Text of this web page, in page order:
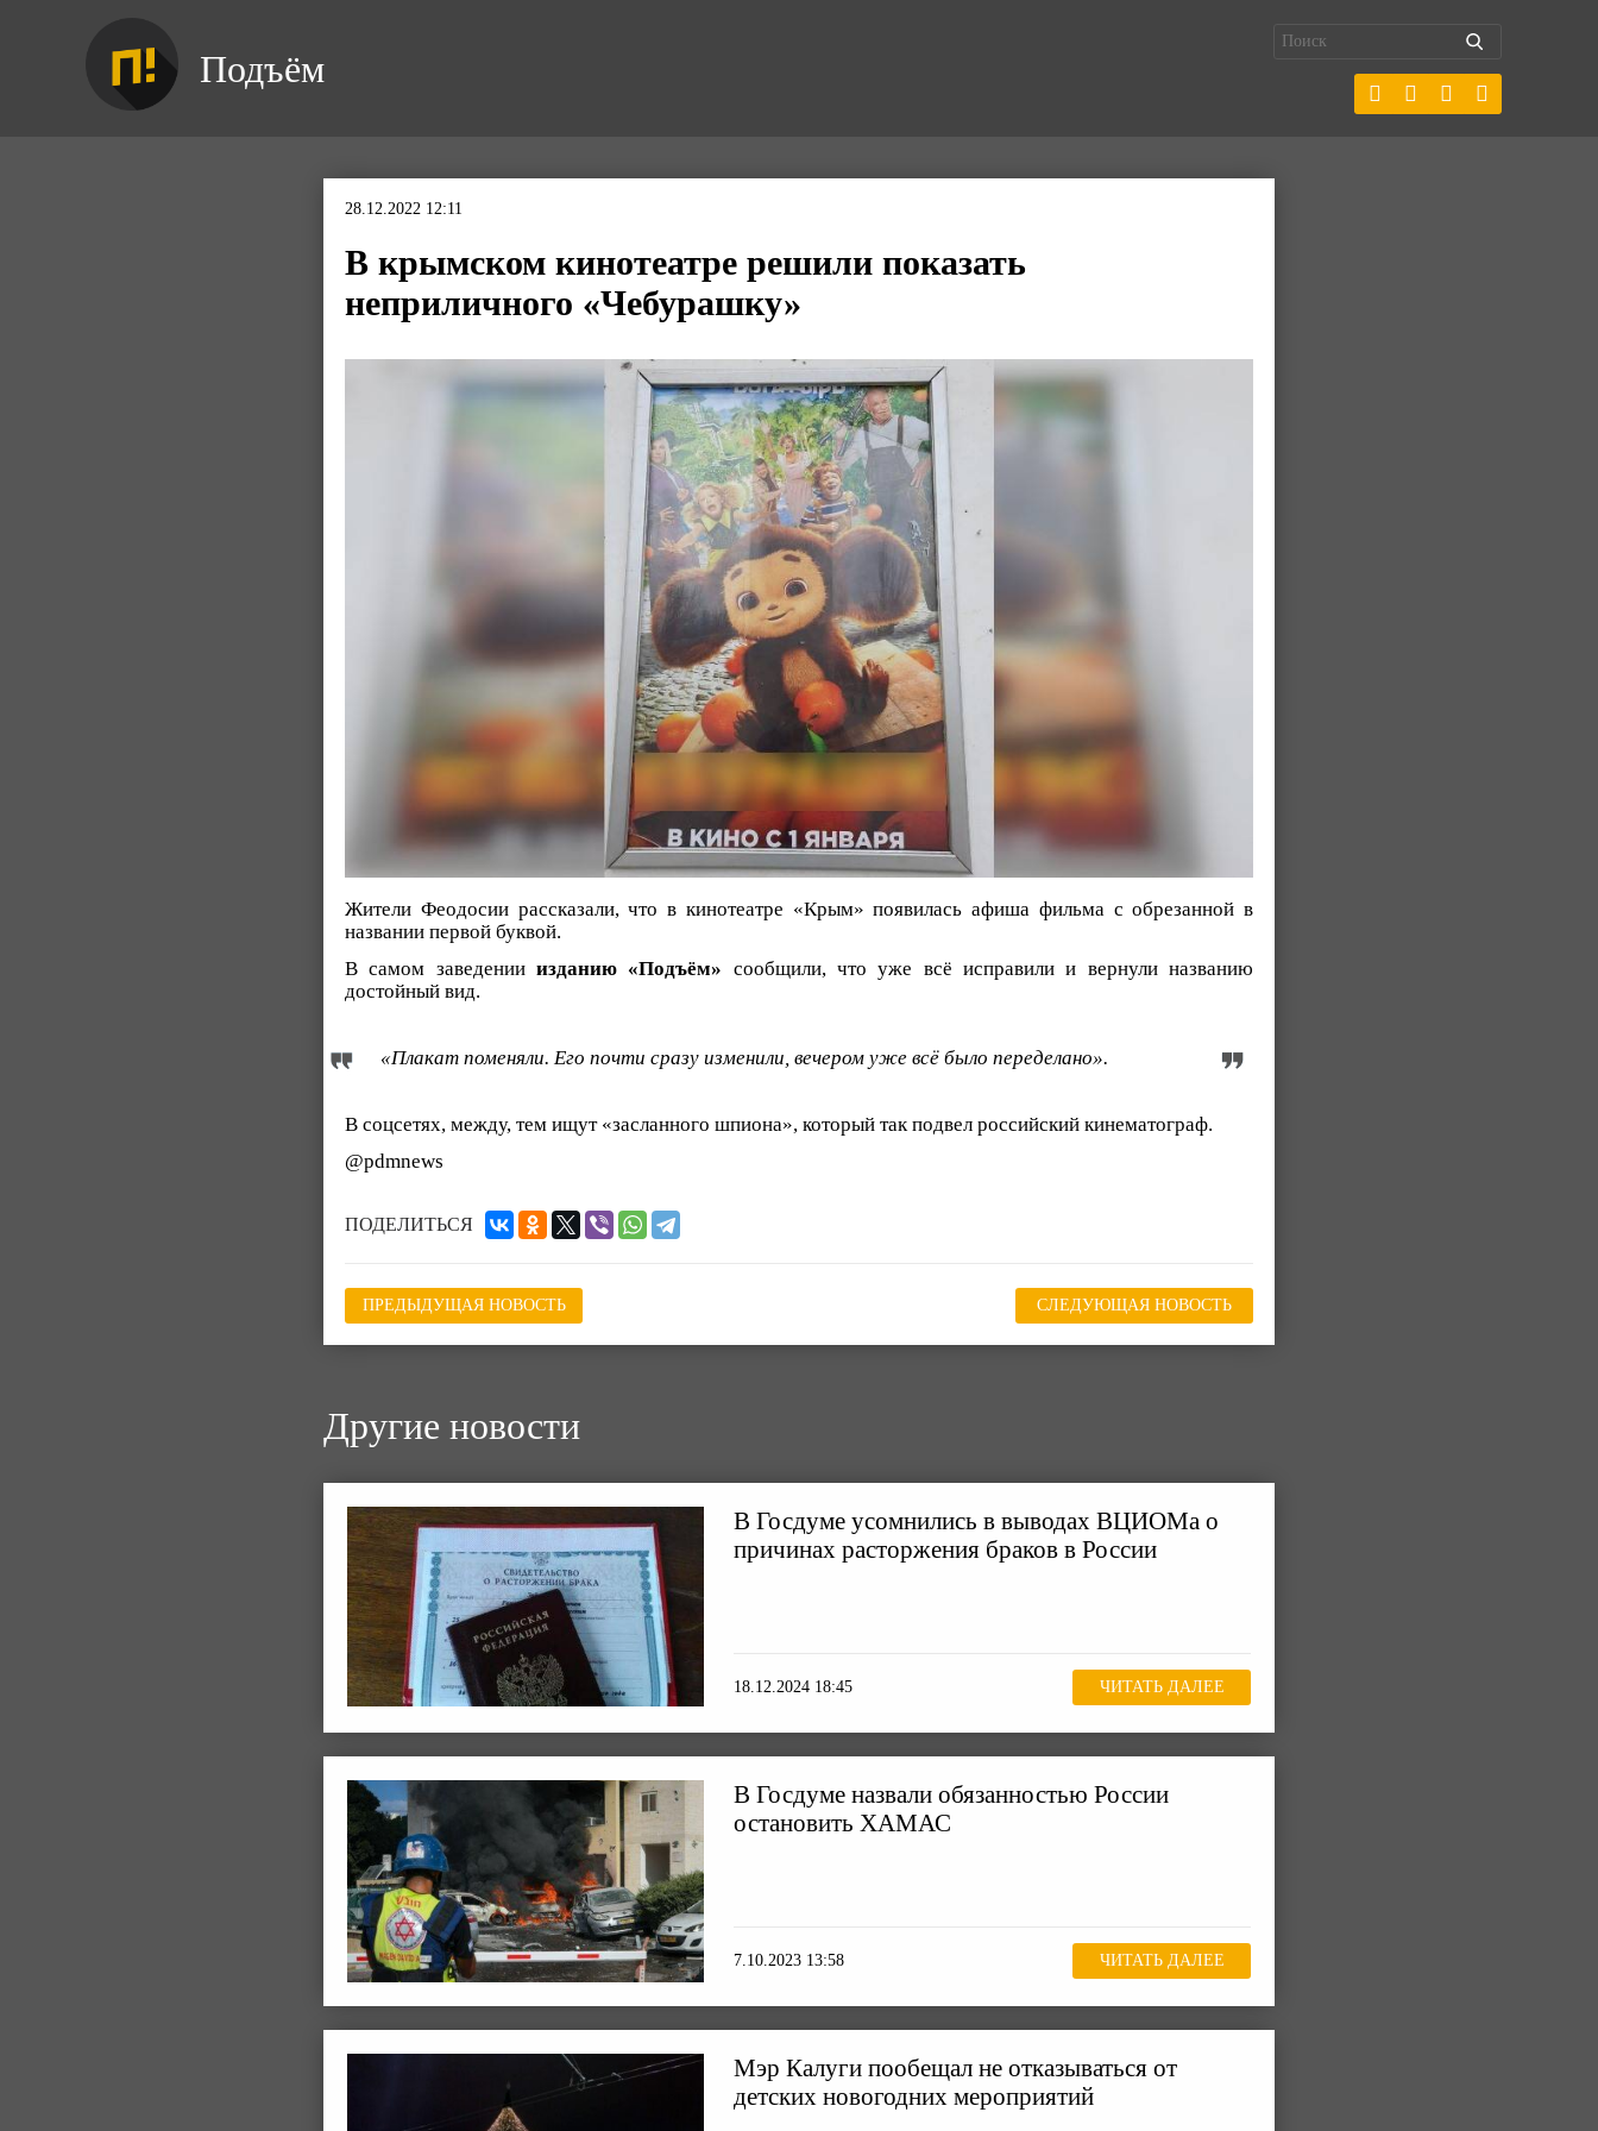
Подъём
28.12.2022 12:11
В крымском кинотеатре решили показать
неприличного «Чебурашку»
Жители Феодосии рассказали, что в кинотеатре «Крым» появилась афиша фильма с обрезанной в
названии первой буквой.
В самом заведении изданию «Подъём» сообщили, что уже всё исправили и вернули названию
достойный вид.
«Плакат поменяли. Его почти сразу изменили, вечером уже всё было переделано».
В соцсетях, между, тем ищут «засланного шпиона», который так подвел российский кинематограф.
@pdmnews
ПОДЕЛИТЬСЯ
ПРЕДЫДУЩАЯ НОВОСТЬ СЛЕДУЮЩАЯ НОВОСТЬ
Другие новости
В Госдуме усомнились в выводах ВЦИОМа о
причинах расторжения браков в России
18.12.2024 18:45 ЧИТАТЬ ДАЛЕЕ
В Госдуме назвали обязанностью России
остановить ХАМАС
7.10.2023 13:58 ЧИТАТЬ ДАЛЕЕ
Мэр Калуги пообещал не отказываться от
детских новогодних мероприятий